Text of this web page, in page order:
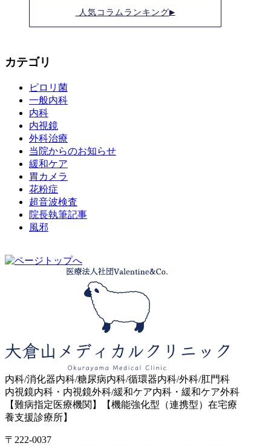
▶
人気コラムランキング
カテゴリ
ピロリ菌
一般内科
内科
内視鏡
外科治療
当院からのお知らせ
緩和ケア
胃カメラ
花粉症
超音波検査
院長執筆記事
風邪
内科/消化器内科/糖尿病内科/循環器内科/外科/肛門科
内視鏡内科・内視鏡外科/緩和ケア内科・緩和ケア外科
【難病指定医療機関】【機能強化型（連携型）在宅療
養支援診療所】
〒222-0037